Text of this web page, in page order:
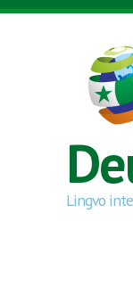
Direkt zum Inhalt
Lingvo